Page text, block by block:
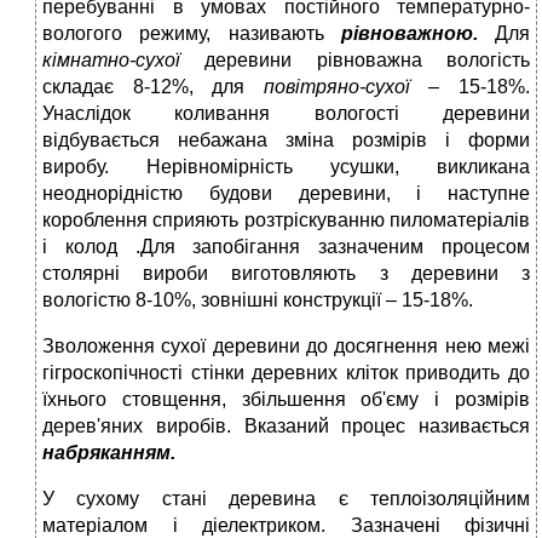
перебуванні в умовах постійного температурно-
вологого режиму, називають рівноважною. Для
кімнатно-сухоїдеревини рівноважна вологість
складає 8-12%, для повітряно-сухої– 15-18%.
Унаслідок коливання вологості деревини
відбувається небажана зміна розмірів і форми
виробу. Нерівномірність усушки, викликана
неоднорідністю будови деревини, і наступне
короблення сприяють розтріскуванню пиломатеріалів
і колод .Для запобігання зазначеним процесом
столярні вироби виготовляють з деревини з
вологістю 8-10%, зовнішні конструкції – 15-18%.
Зволоження сухої деревини до досягнення нею межі
гігроскопічності стінки деревних кліток приводить до
їхнього стовщення, збільшення об'єму і розмірів
дерев'яних виробів. Вказаний процес називається
набряканням.
У сухому стані деревина є теплоізоляційним
матеріалом і діелектриком. Зазначені фізичні